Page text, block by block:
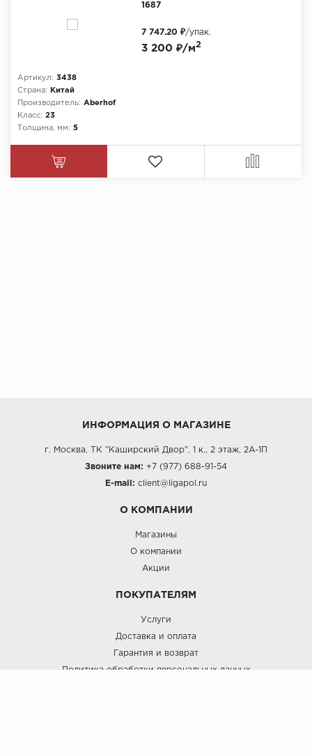
1687
Артикул: 3438
Страна:
Китай
Производитель: Aberhof
Класс: 23
Толщина, мм: 5
3 200 ₽/м2
7 747.20 ₽/упак.
ИНФОРМАЦИЯ О МАГАЗИНЕ
г. Москва, ТК "Каширский Двор", 1 к., 2 этаж, 2А-1П
Звоните нам: +7 (977) 688-91-54
E-mail: client@ligapol.ru
О КОМПАНИИ
Магазины
О компании
Акции
ПОКУПАТЕЛЯМ
Услуги
Доставка и оплата
Гарантия и возврат
Политика обработки персональных данных